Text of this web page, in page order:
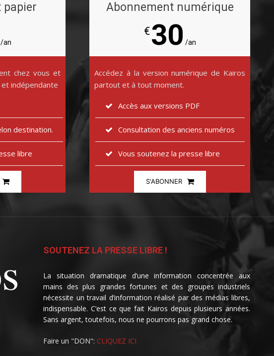
papier
/an
chez vous et
indépendante
destination.
libre
Abonnement numérique
€30 /an
Accédez à la version numérique de Kairos
partout et à tout moment.
Accès aux versions PDF
Consultation des anciens numéros
Vous soutenez la presse libre
S'ABONNER
SOUTENEZ LA PRESSE LIBRE !
La situation dramatique d’une information concentrée aux
mains des plus grandes fortunes et des groupes industriels
nécessite un travail d’information réalisé par des médias libres,
indispensable. C’est ce que fait Kairos depuis plusieurs années.
Sans argent, toutefois, nous ne pourrons pas grand chose.
Faire un "DON": CLIQUEZ ICI